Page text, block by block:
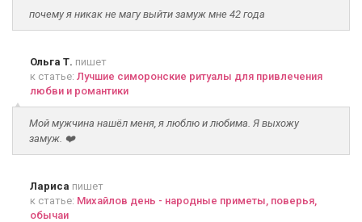
почему я никак не магу выйти замуж мне 42 года
Ольга Т. пишет
к статье: Лучшие симоронские ритуалы для привлечения
любви и романтики
Мой мужчина нашёл меня, я люблю и любима. Я выхожу
замуж. ❤️
Лариса пишет
к статье: Михайлов день - народные приметы, поверья,
обычаи